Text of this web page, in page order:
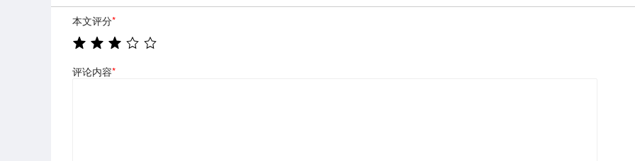
本文评分*
评论内容*